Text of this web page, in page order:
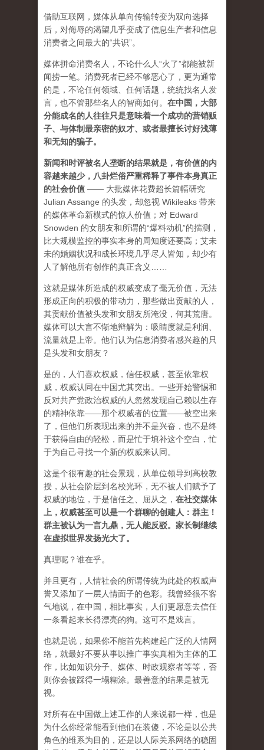
借助互联网，媒体从单向传输转变为双向选择
后，对侮辱的渴望几乎变成了信息生产者和信息
消费者之间最大的“共识”。
媒体拼命消费名人，不论什么人“火了”都能被新
闻捞一笔。消费死者已经不够恶心了，更为通常
的是，不论任何领域、任何话题，统统找名人发
言，也不管那些名人的智商如何。 在中国，大部
分能成名的人往往只是意味着一个成功的营销贩
子、与体制最亲密的奴才、或者最擅长讨好浅薄
和无知的骗子。
新闻和时评被名人垄断的结果就是，有价值的内
容越来越少，八卦烂俗严重稀释了事件本身真正
的社会价值 —— 大批媒体花费超长篇幅研究
Julian Assange 的头发，却忽视 Wikileaks 带来
的媒体革命新模式的惊人价值；对 Edward
Snowden 的女朋友和所谓的“爆料动机”的揣测，
比大规模监控的事实本身的周知度还要高；艾未
未的婚姻状况和成长环境几乎尽人皆知，却少有
人了解他所有创作的真正含义……
这就是媒体所造成的权威变成了毫无价值，无法
形成正向的积极的带动力，那些做出贡献的人，
其贡献价值被头发和女朋友所淹没，何其荒唐。
媒体可以大言不惭地辩解为：吸睛度就是利润、
流量就是上帝。他们认为信息消费者感兴趣的只
是头发和女朋友？
是的，人们喜欢权威，信任权威，甚至依靠权
威，权威认同在中国尤其突出。一些开始警惕和
反对共产党政治权威的人忽然发现自己赖以生存
的精神依靠——那个权威者的位置——被空出来
了，但他们所表现出来的并不是兴奋，也不是终
于获得自由的轻松，而是忙于填补这个空白，忙
于为自己寻找一个新的权威来认同。
这是个很有趣的社会景观，从单位领导到高校教
授，从社会阶层到名校光环，无不被人们赋予了
权威的地位，于是信任之、屈从之， 在社交媒体
上，权威甚至可以是一个群聊的创建人：群主！
群主被认为一言九鼎，无人能反驳。家长制继续
在虚拟世界发扬光大了。
真理呢？谁在乎。
并且更有，人情社会的所谓传统为此处的权威声
誉又添加了一层人情面子的色彩。我曾经很不客
气地说，在中国，相比事实，人们更愿意去信任
一条看起来长得漂亮的狗。这可不是戏言。
也就是说，如果你不能首先构建起广泛的人情网
络，就最好不要从事以推广事实真相为主体的工
作，比如知识分子、媒体、时政观察者等等，否
则你会被踩得一塌糊涂。最善意的结果是被无
视。
对所有在中国做上述工作的人来说都一样，也是
为什么你经常能看到他们在装傻，不论是以公共
角色的维系为目的，还是以人际关系网络的稳固